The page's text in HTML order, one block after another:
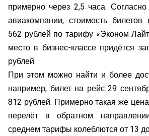
примерно через 2,5 часа.
авиакомпании, стоимость билетов
562 рублей по тарифу «Эконом
место в бизнес-классе придётся
рублей.
При этом можно найти и более
например, билет на рейс 29
812 рублей. Примерно такая же
перелёт в обратном
среднем тарифы колеблются от 13